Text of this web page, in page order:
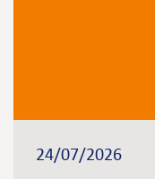
24/07/2026